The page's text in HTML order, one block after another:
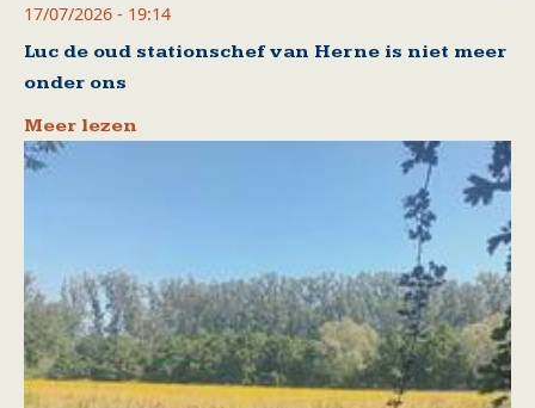
17/07/2026 - 19:14
Luc de oud stationschef van Herne is niet meer
onder ons
Meer lezen